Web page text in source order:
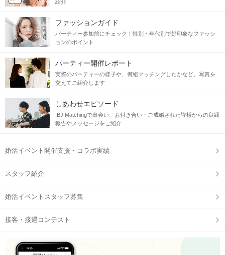
紹介
ファッションガイド
パーティー参加前にチェック！性別・年代別で好印象なファッシ
ョンのポイント
パーティー開催レポート
実際のパーティーの様子や、何組マッチングしたかなど、写真を
交えてご紹介します
しあわせエピソード
IBJ Matchingで出会い、お付き合い・ご成婚された皆様からの良縁
報告やメッセージをご紹介
婚活イベント開催支援・コラボ実績
スタッフ紹介
婚活イベントスタッフ募集
接客・接遇コンテスト